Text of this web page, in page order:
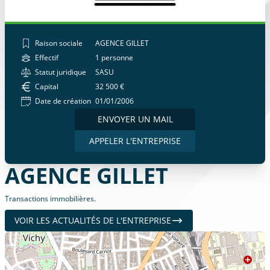
Raison sociale
AGENCE GILLET
Effectif
1 personne
Statut juridique
SASU
Capital
32 500 €
Date de création 01/01/2006
ENVOYER UN MAIL
APPELER L'ENTREPRISE
AGENCE GILLET
Transactions immobilières.
VOIR LES ACTUALITÉS DE L'ENTREPRISE